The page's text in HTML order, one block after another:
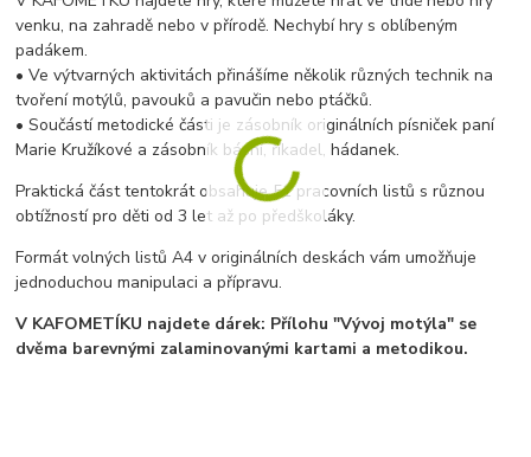
venku, na zahradě nebo v přírodě. Nechybí hry s oblíbeným
padákem.
• Ve výtvarných aktivitách přinášíme několik různých technik na
tvoření motýlů, pavouků a pavučin nebo ptáčků.
• Součástí metodické části je zásobník originálních písniček paní
Marie Kružíkové a zásobník básní, říkadel, hádanek.
Praktická část tentokrát obsahuje 51 pracovních listů s různou
obtížností pro děti od 3 let až po předškoláky.
Formát volných listů A4 v originálních deskách vám umožňuje
jednoduchou manipulaci a přípravu.
V KAFOMETÍKU najdete dárek: Přílohu "Vývoj motýla" se
dvěma barevnými zalaminovanými kartami a metodikou.